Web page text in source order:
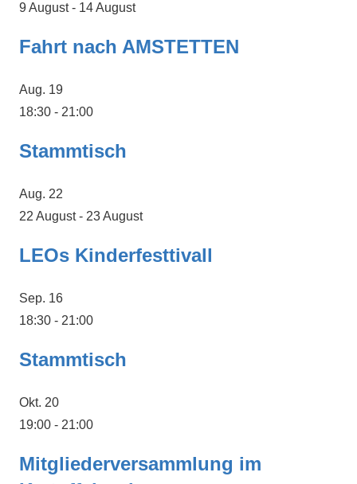
9 August- 14 August
Fahrt nach AMSTETTEN
Aug. 19
18:30 - 21:00
Stammtisch
Aug. 22
22 August- 23 August
LEOs Kinderfesttivall
Sep. 16
18:30 - 21:00
Stammtisch
Okt. 20
19:00 - 21:00
Mitgliederversammlung im